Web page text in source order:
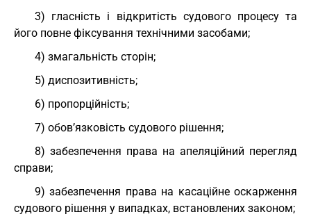
3) гласність і відкритість судового процесу та
його повне фіксування технічними засобами;
4) змагальність сторін;
5) диспозитивність;
6) пропорційність;
7) обов’язковість судового рішення;
8) забезпечення права на апеляційний перегляд
справи;
9) забезпечення права на касаційне оскарження
судового рішення у випадках, встановлених законом;